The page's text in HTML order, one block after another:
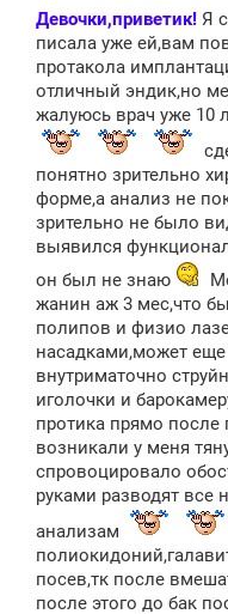
б
щ
н
и
Девочки,приветик! Я
писала уже ей,вам
протакола
отличный эндик,но
жалуюсь врач уже 10
понятно зрительно
форме,а анализ не
зрительно не было
выявился
он был не знаю
жанин аж 3 мес,что
полипов и физио
насадками,может
внутриматочно
иголочки и
протика прямо после
возникали у меня
спровоцировало
руками разводят все
анализам
посев,тк после
после этого до бак